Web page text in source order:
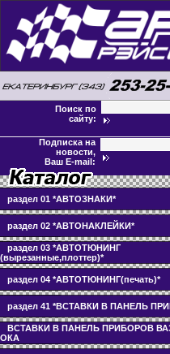
Поиск по
сайту:
Подписка на
новости,
Ваш E-mail:
раздел 01 *АВТОЗНАКИ*
раздел 02 *АВТОНАКЛЕЙКИ*
раздел 03 *АВТОТЮНИНГ
(вырезанные,плоттер)*
раздел 04 *АВТОТЮНИНГ(печать)*
раздел 41 *ВСТАВКИ В ПАНЕЛЬ
ВСТАВКИ В ПАНЕЛЬ ПРИБОРОВ
ОКА